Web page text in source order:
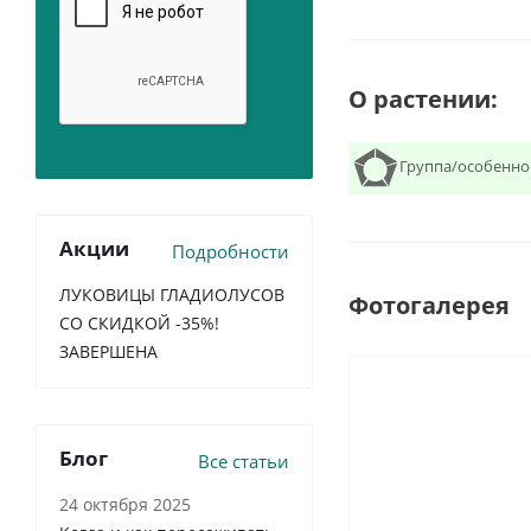
О растении:
Группа/
Фотогалерея
Акции Подробности
ЛУКОВИЦЫ ГЛАДИОЛУСОВ
СО СКИДКОЙ -35%!
ЗАВЕРШЕНА
Блог Все статьи
24 октября 2025